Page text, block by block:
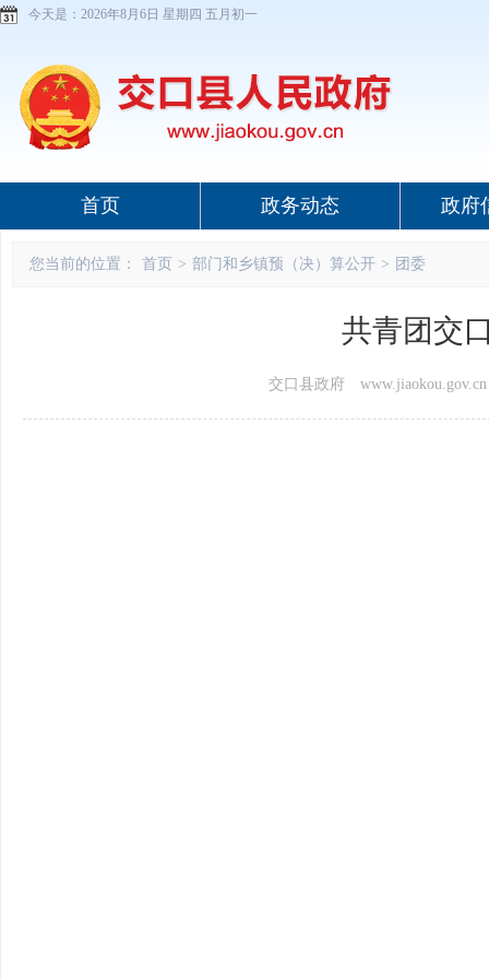
今天是： 2026年8月6日 星期四 五月初一
首页 政务动态 政府
您当前的位置： 首页 > 部门和乡镇预（决）算公开 > 团委
共青团交
交口县政府 www.jiaokou.gov.cn